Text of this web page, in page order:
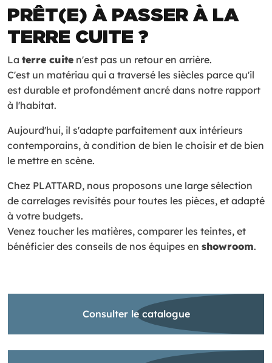
PRÊT(E) À PASSER À LA
TERRE CUITE ?
La terre cuite n'est pas un retour en arrière.
C'est un matériau qui a traversé les siècles parce qu'il
est durable et profondément ancré dans notre rapport
à l'habitat.
Aujourd'hui, il s'adapte parfaitement aux intérieurs
contemporains, à condition de bien le choisir et de bien
le mettre en scène.
Chez PLATTARD, nous proposons une large sélection
de carrelages revisités pour toutes les pièces, et adapté
à votre budgets.
Venez toucher les matières, comparer les teintes, et
bénéficier des conseils de nos équipes en showroom.
Consulter le catalogue